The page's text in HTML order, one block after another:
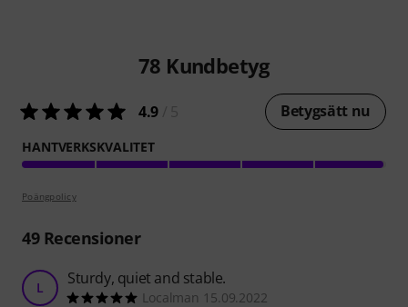
78 Kundbetyg
4.9 Betygsätt nu
HANTVERKSKVALITET
Poängpolicy
49Recensioner
L Sturdy, quiet and stable.
Localman 15.09.2022